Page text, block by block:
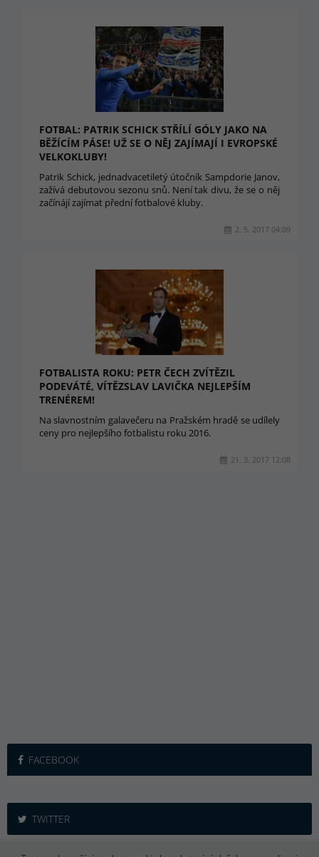
FOTBAL: PATRIK SCHICK STŘÍLÍ GÓLY JAKO NA
BĚŽÍCÍM PÁSE! UŽ SE O NĚJ ZAJÍMAJÍ I EVROPSKÉ
VELKOKLUBY!
Patrik Schick, jednadvacetiletý útočník Sampdorie Janov,
zažívá debutovou sezonu snů. Není tak divu, že se o něj
začínájí zajímat přední fotbalové kluby.
2. 5. 2017 04:09
FOTBALISTA ROKU: PETR ČECH ZVÍTĚZIL
PODEVÁTÉ, VÍTĚZSLAV LAVIČKA NEJLEPŠÍM
TRENÉREM!
Na slavnostním galavečeru na Pražském hradě se udílely
ceny pro nejlepšího fotbalistu roku 2016.
21. 3. 2017 12:08
FACEBOOK
TWITTER